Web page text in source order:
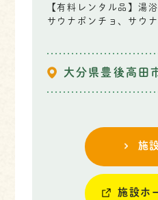
【有料レンタル品】湯
サウナポンチョ、サウ
大分県豊後高田
施
施設ホ